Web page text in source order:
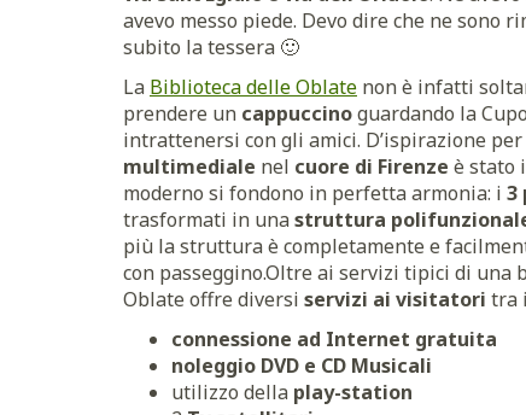
avevo messo piede. Devo dire che ne sono
subito la tessera 🙂
La Biblioteca delle Oblate non è infatti
prendere un cappuccinoguardando la
intrattenersi con gli amici. D’ispirazione
multimediale nel cuore di Firenze è stato
moderno si fondono in perfetta armonia: i 3
trasformati in unastruttura
più la struttura è completamente e
con passeggino.Oltre ai servizi tipici di una
Oblate offre diversi servizi ai visitatori tra
connessione ad Internet gratuita
noleggio DVD e CD Musicali
utilizzo della play-station